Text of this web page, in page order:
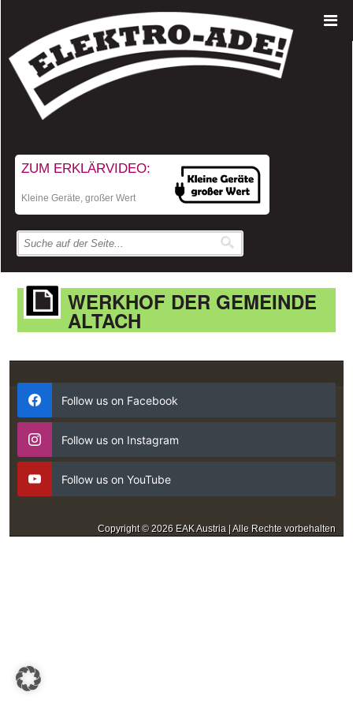
ZUM ERKLÄRVIDEO:
Kleine Geräte, großer Wert
WERKHOF DER GEMEINDE
ALTACH
Follow us on Facebook
Follow us on Instagram
Follow us on YouTube
Copyright © 2026 EAK Austria | Alle Rechte vorbehalten